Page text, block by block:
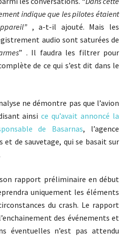
indique que les pilotes étaient
, a-t-il ajouté. Mais les
audio sont saturées de
” . Il faudra les filtrer pour
de ce qui s’est dit dans le
ne démontre pas que l’avion
ainsice qu’avait annoncé la
de Basarnas, l’agence
et de sauvetage, qui se basait sur
rapport préliminaire en début
uniquement les éléments
du crash. Le rapport
des événements et
éventuelles n’est pas attendu